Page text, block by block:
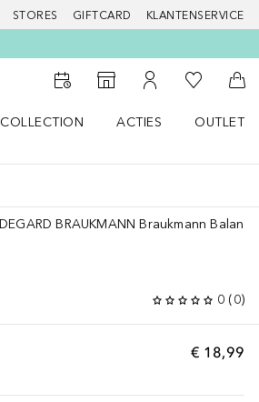
STORES GIFTCARD KLANTENSERVICE
Naar StorefinderNaar Mijn Account
Naar Mijn
ACTIES
OUTLET
BRAUKMANN Braukmann
0 (0)
€ 18,99